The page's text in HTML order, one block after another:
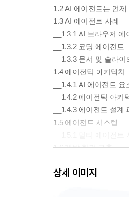
1.2 AI 에이전트는 언제
1.3 AI 에이전트 사례
__1.3.1 AI 브라우저 에
__1.3.2 코딩 에이전트
__1.3.3 문서 및 슬라
1.4 에이전틱 아키텍처
__1.4.1 AI 에이전트 요
__1.4.2 에이전틱 아키
__1.4.3 에이전트 설계
1.5 에이전트 시스템
1.6 개발 환경 구축
__1.6.2 프로젝트 폴더
상세 이미지